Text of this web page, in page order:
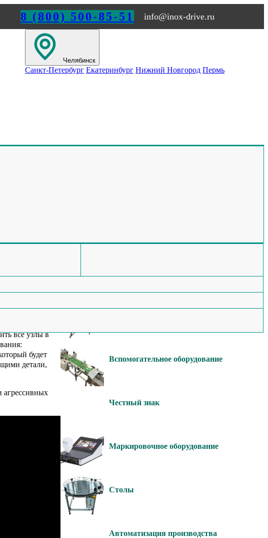
8 (800) 500-85-51 info@inox-drive.ru
Челябинск
Санкт-Петербург Екатеринбург Нижний Новгород Пермь
В ЧЕЛЯБИНСКЕ
все узлы в
будет
детали,
агрессивных
Мы изготавливаем
Вспомогательное оборудование
Честный знак
Маркировочное оборудование
Столы
Автоматизация производства